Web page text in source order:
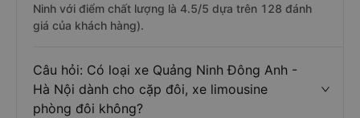
Ninh với điểm chất lượng là 4.5/5 dựa trên 128 đánh
giá của khách hàng).
Câu hỏi: Có loại xe Quảng Ninh Đông Anh -
Hà Nội dành cho cặp đôi, xe limousine
phòng đôi không?